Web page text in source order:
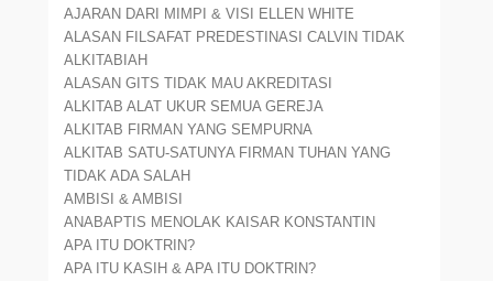
AJARAN DARI MIMPI & VISI ELLEN WHITE
ALASAN FILSAFAT PREDESTINASI CALVIN TIDAK
ALKITABIAH
ALASAN GITS TIDAK MAU AKREDITASI
ALKITAB ALAT UKUR SEMUA GEREJA
ALKITAB FIRMAN YANG SEMPURNA
ALKITAB SATU-SATUNYA FIRMAN TUHAN YANG
TIDAK ADA SALAH
AMBISI & AMBISI
ANABAPTIS MENOLAK KAISAR KONSTANTIN
APA ITU DOKTRIN?
APA ITU KASIH & APA ITU DOKTRIN?